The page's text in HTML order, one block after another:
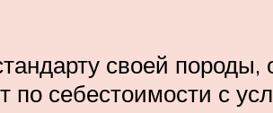
своей
себестоимости с